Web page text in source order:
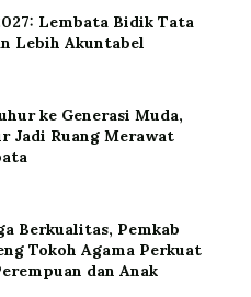
Lembata Bidik Tata
Lebih Akuntabel
ke Generasi Muda,
Jadi Ruang Merawat
Berkualitas, Pemkab
Tokoh Agama Perkuat
dan Anak